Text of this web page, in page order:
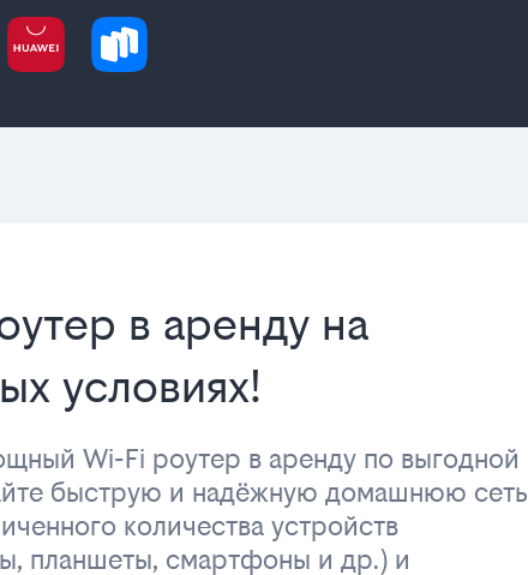
в аренду на
условиях!
Wi-Fi роутер в аренду по выгодной
быструю и надёжную домашнюю сеть
количества устройств
планшеты, смартфоны и др.) и